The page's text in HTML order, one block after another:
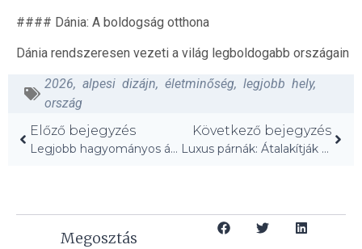
#### Dánia: A boldogság otthona
Dánia rendszeresen vezeti a világ legboldogabb országain
2026, alpesi dizájn, életminőség, legjobb hely,
ország
Előző bejegyzés
Legjobb hagyományos ágyneműk, elegáns, de nem unalmas!
Következő bejegyzés
Luxus párnák: Átalakítják hálószobád ötcsillagos szállodává!
Megosztás